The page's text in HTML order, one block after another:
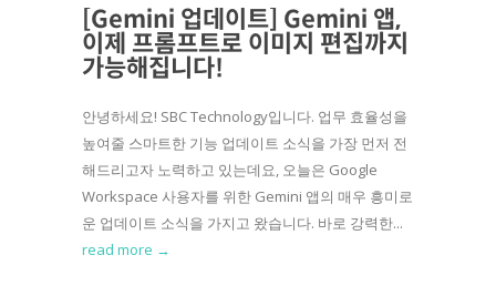
[Gemini 업데이트] Gemini 앱,
이제 프롬프트로 이미지 편집까지
가능해집니다!
안녕하세요! SBC Technology입니다. 업무 효율성을
높여줄 스마트한 기능 업데이트 소식을 가장 먼저 전
해드리고자 노력하고 있는데요, 오늘은 Google
Workspace 사용자를 위한 Gemini 앱의 매우 흥미로
운 업데이트 소식을 가지고 왔습니다. 바로 강력한...
read more →